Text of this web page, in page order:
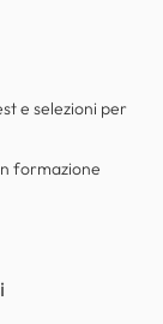
e selezioni per
formazione